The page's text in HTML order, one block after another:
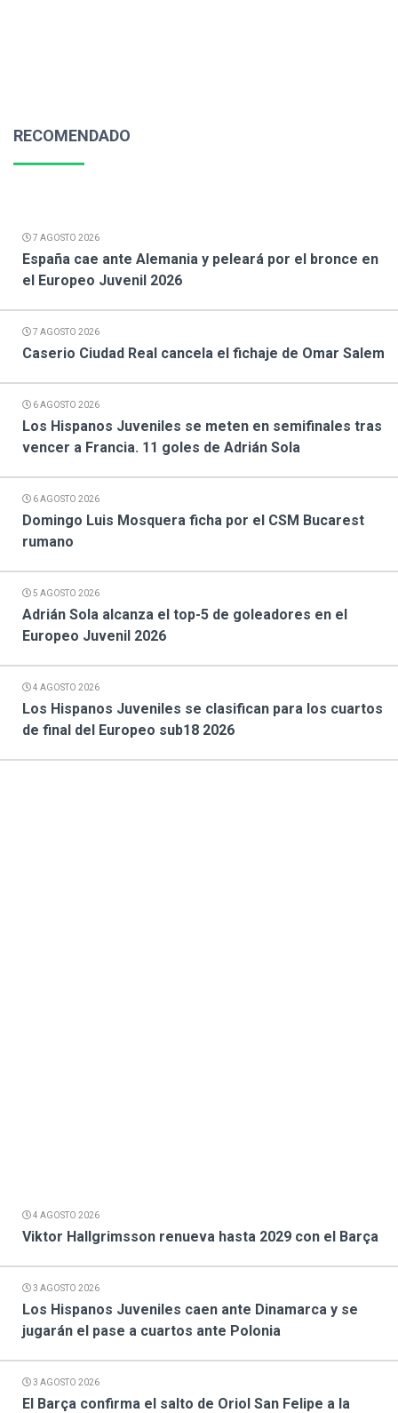
RECOMENDADO
7 AGOSTO 2026
España cae ante Alemania y peleará por el bronce en
el Europeo Juvenil 2026
7 AGOSTO 2026
Caserio Ciudad Real cancela el fichaje de Omar Salem
6 AGOSTO 2026
Los Hispanos Juveniles se meten en semifinales tras
vencer a Francia. 11 goles de Adrián Sola
6 AGOSTO 2026
Domingo Luis Mosquera ficha por el CSM Bucarest
rumano
5 AGOSTO 2026
Adrián Sola alcanza el top-5 de goleadores en el
Europeo Juvenil 2026
4 AGOSTO 2026
Los Hispanos Juveniles se clasifican para los cuartos
de final del Europeo sub18 2026
4 AGOSTO 2026
Viktor Hallgrimsson renueva hasta 2029 con el Barça
3 AGOSTO 2026
Los Hispanos Juveniles caen ante Dinamarca y se
jugarán el pase a cuartos ante Polonia
3 AGOSTO 2026
El Barça confirma el salto de Oriol San Felipe a la